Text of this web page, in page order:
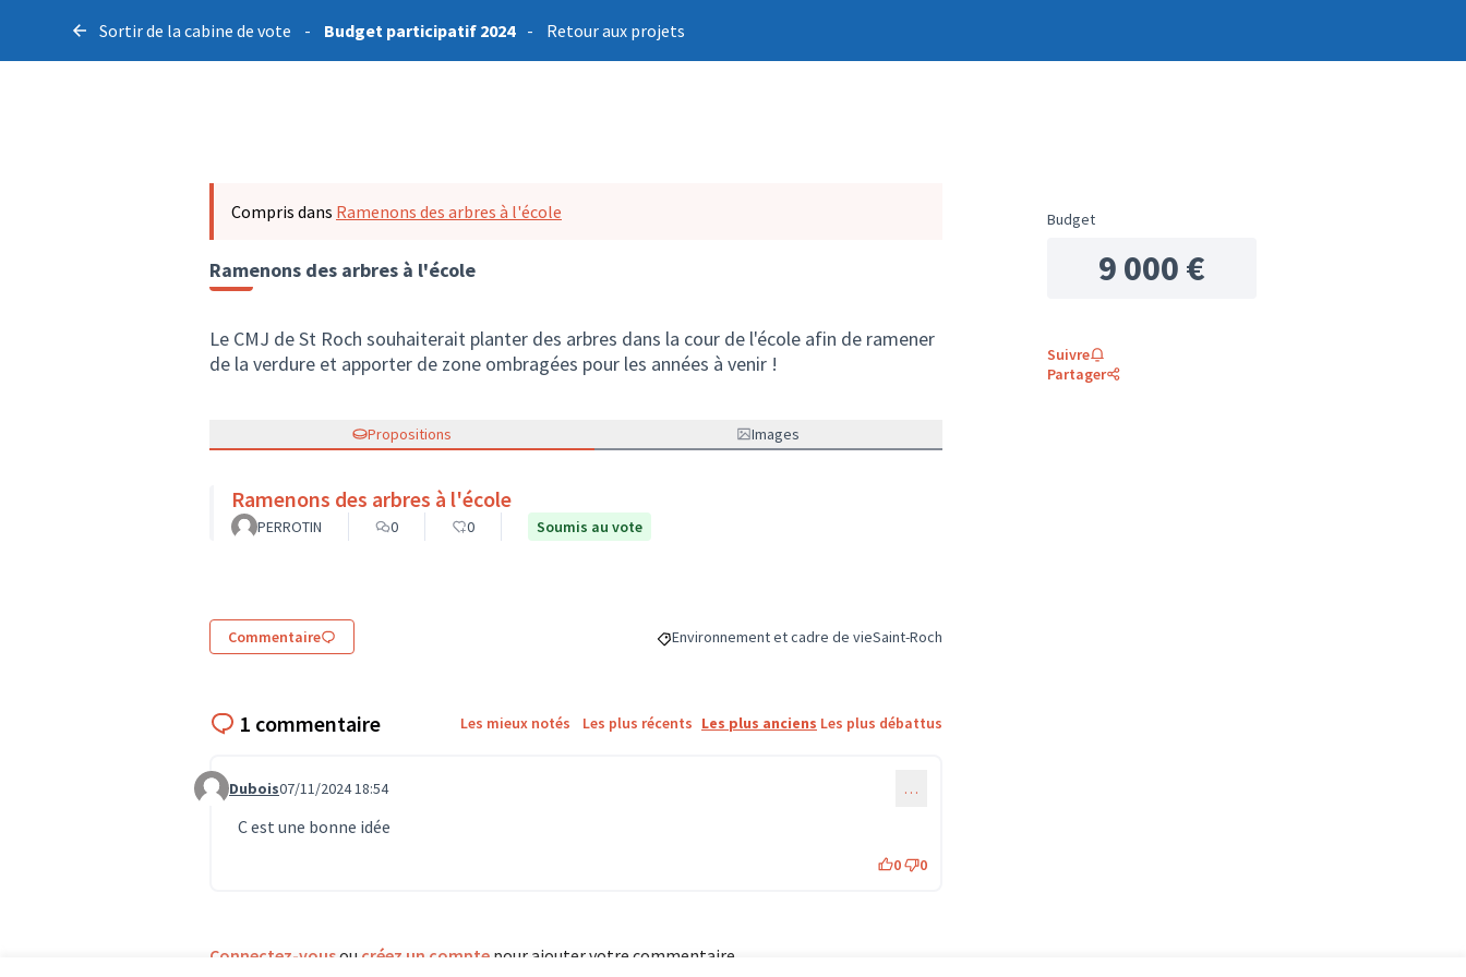
Sortir de la cabine de vote - Budget participatif 2024 - Retour aux projets
Compris dans Ramenons des arbres à l'école
Ramenons des arbres à l'école
Le CMJ de St Roch souhaiterait planter des arbres dans la cour de l'école afin de ramener
de la verdure et apporter de zone ombragées pour les années à venir !
Propositions Images
Ramenons des arbres à l'école
PERROTIN 0 0 Soumis au vote
Commentaire Filtrer les résultats de la catégorie : Environnement et cadre de vie
Environnement et cadre de vieFiltrer les résultats pour le secteur : Saint-Roch
Saint-Roch
Budget
9 000 €
Suivre
Partager
1 commentaire Les mieux notés Les plus récents Les plus anciens Les plus débattus
Commentaire 1078
Dubois07/11/2024 18:54 …
C est une bonne idée
0 0
Connectez-vousou créez un compte pour ajouter votre commentaire.